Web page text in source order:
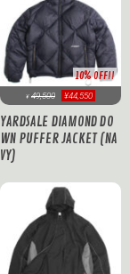
10% OFF!!
¥ 49,500 ¥44,550
YARDSALE DIAMOND DO
WN PUFFER JACKET (NA
VY)